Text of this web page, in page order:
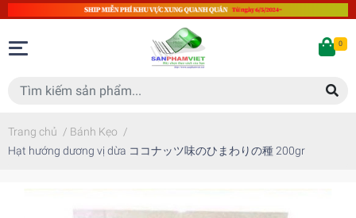
0
Trang chủ / Bánh Kẹo /
Hạt hướng dương vị dừa ココナッツ味のひまわりの種 200gr